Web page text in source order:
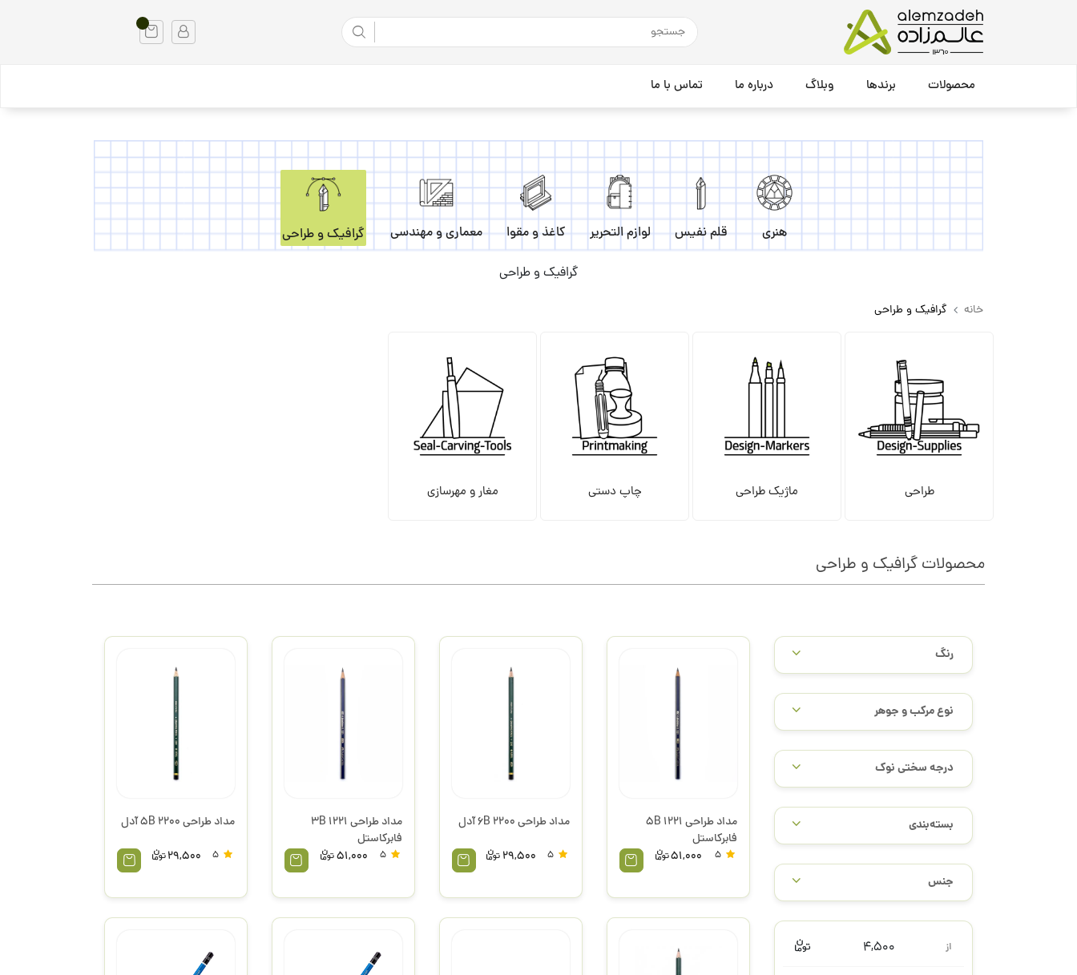
محصولات برندها وبلاگ درباره ما تماس با ما
هنری قلم نفیس لوازم التحریر کاغذ و مقوا معماری و مهندسی
گرافیک و طراحی
گرافیک و طراحی
خانه گرافیک و طراحی
طراحی ماژیک طراحی چاپ دستی مغار و مهرسازی
محصولات گرافیک و طراحی
/
رنگ
نوع مرکب و جوهر
درجه سختی نوک
بسته‌بندی
جنس
از 4,500
مداد طراحی 1221 5B
فابرکاستل
5
51,000
مداد طراحی 2200 6B آدل
5
29,500
مداد طراحی 1221 3B
فابرکاستل
5
51,000
مداد طراحی 2200 5B آدل
29,500